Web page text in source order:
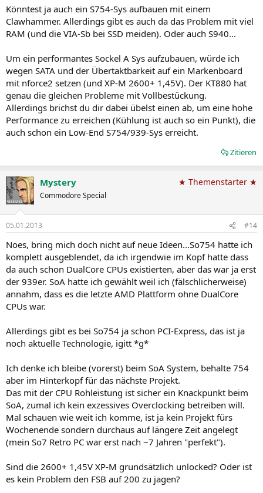
Könntest ja auch ein S754-Sys aufbauen mit einem
Clawhammer. Allerdings gibt es auch da das Problem mit viel
RAM (und die VIA-Sb bei SSD meiden). Oder auch S940...
Um ein performantes Sockel A Sys aufzubauen, würde ich
wegen SATA und der Übertaktbarkeit auf ein Markenboard
mit nforce2 setzen (und XP-M 2600+ 1,45V). Der KT880 hat
genau die gleichen Probleme mit Vollbestückung.
Allerdings brichst du dir dabei übelst einen ab, um eine hohe
Performance zu erreichen (Kühlung ist auch so ein Punkt), die
auch schon ein Low-End S754/939-Sys erreicht.
Zitieren
Mystery
Commodore Special
★ Themenstarter ★
05.01.2013 #14
Noes, bring mich doch nicht auf neue Ideen...So754 hatte ich
komplett ausgeblendet, da ich irgendwie im Kopf hatte dass
da auch schon DualCore CPUs existierten, aber das war ja erst
der 939er. SoA hatte ich gewählt weil ich (fälschlicherweise)
annahm, dass es die letzte AMD Plattform ohne DualCore
CPUs war.
Allerdings gibt es bei So754 ja schon PCI-Express, das ist ja
noch aktuelle Technologie, igitt *g*
Ich denke ich bleibe (vorerst) beim SoA System, behalte 754
aber im Hinterkopf für das nächste Projekt.
Das mit der CPU Rohleistung ist sicher ein Knackpunkt beim
SoA, zumal ich kein exzessives Overclocking betreiben will.
Mal schauen wie weit ich komme, ist ja kein Projekt fürs
Wochenende sondern durchaus auf längere Zeit angelegt
(mein So7 Retro PC war erst nach ~7 Jahren "perfekt").
Sind die 2600+ 1,45V XP-M grundsätzlich unlocked? Oder ist
es kein Problem den FSB auf 200 zu jagen?